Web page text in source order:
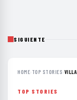
SIGUIENTE
HOME› TOP STORIES›
TOP STORIES